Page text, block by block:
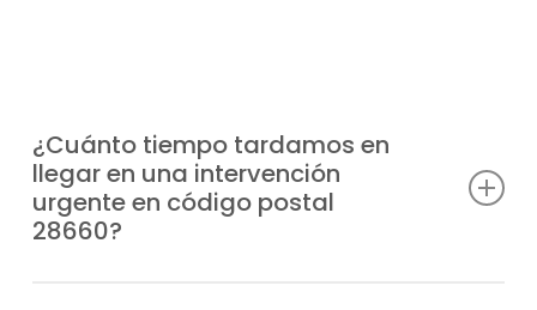
¿Cuánto tiempo tardamos en
llegar en una intervención
urgente en código postal
28660?